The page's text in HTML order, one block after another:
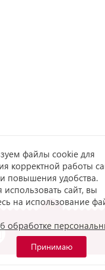
Отдел
файлы cookie для
корректной работы
повышения удобства.
сайт, вы
на использование
обработке
Принимаю